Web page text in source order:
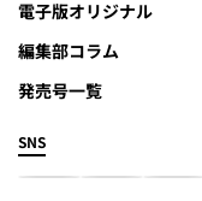
電子版オリジナル
編集部コラム
発売号一覧
SNS